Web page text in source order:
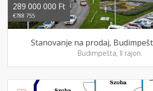
289 000 000 Ft
€788 755
Stanovanje na prodaj,
Budimpešta, II rajon.